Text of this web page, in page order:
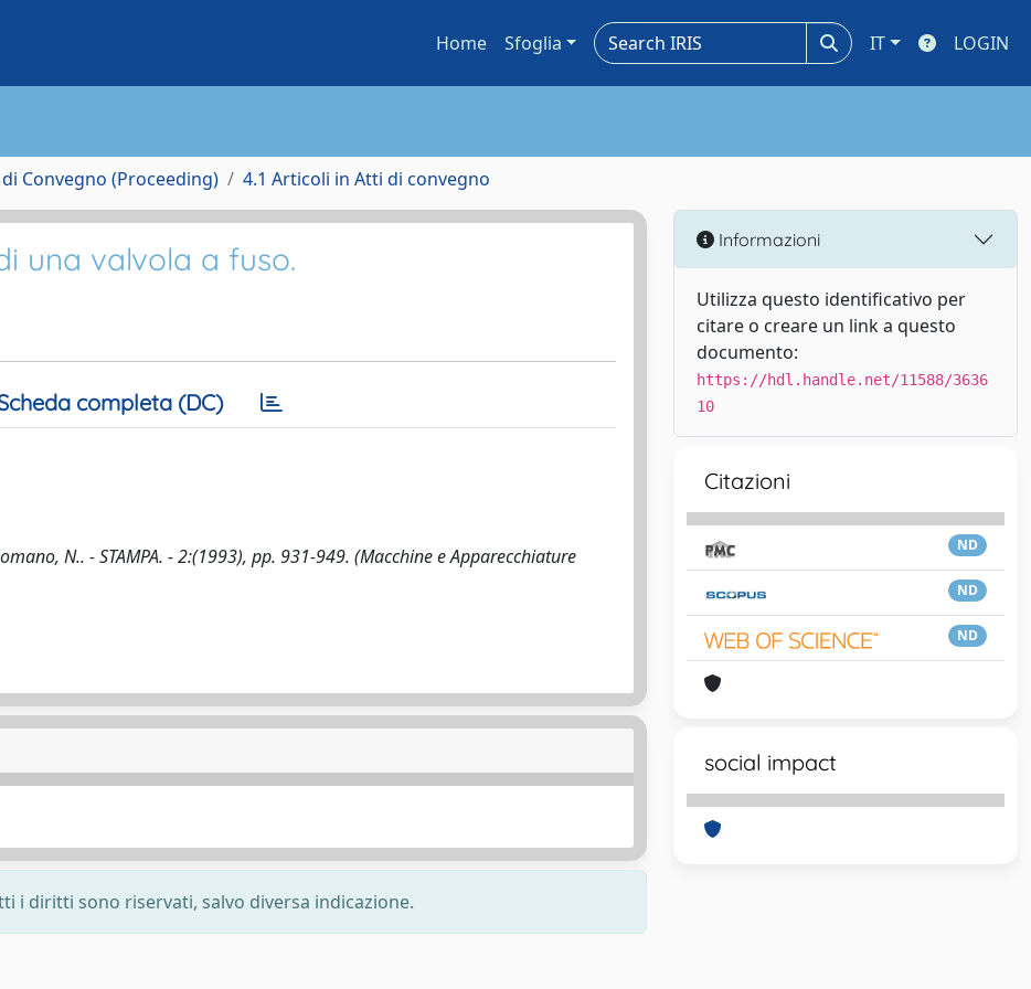
Home Sfoglia IT LOGIN
Convegno (Proceeding) 4.1 Articoli in Atti di convegno
una valvola a fuso.
completa (DC)
N.. - STAMPA. - 2:(1993), pp. 931-949. (Macchine e Apparecchiature
i diritti sono riservati, salvo diversa indicazione.
Informazioni
Utilizza questo identificativo per
citare o creare un link a questo
documento:
https://hdl.handle.net/11588/3636
10
Citazioni
ND
ND
ND
social impact